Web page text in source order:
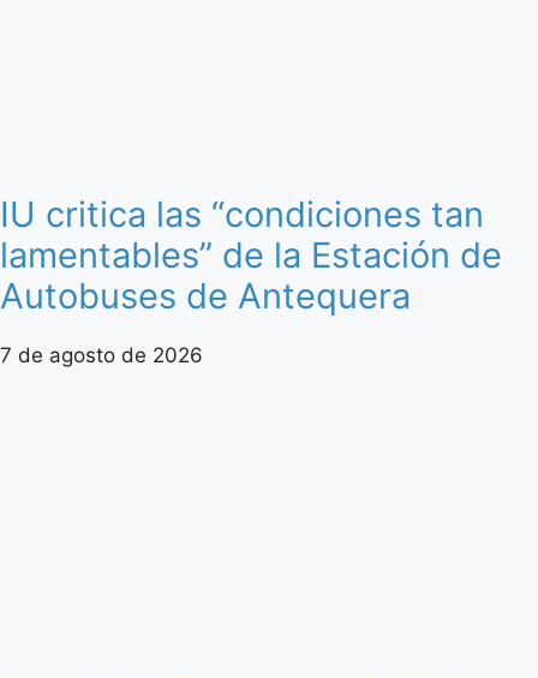
IU critica las “condiciones tan
lamentables” de la Estación de
Autobuses de Antequera
7 de agosto de 2026